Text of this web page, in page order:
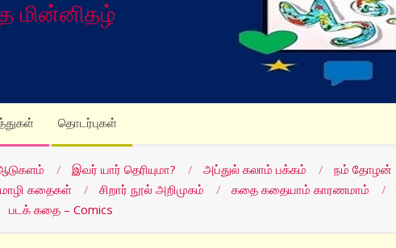
மின்னிதழ்
தொடர்புகள்
இவர் யார் தெரியுமா? அப்துல் கலாம் பக்கம் நம் தோழன்
கதைகள் சிறார் நூல் அறிமுகம் கதை கதையாம் காரணமாம்
படக் கதை – Comics